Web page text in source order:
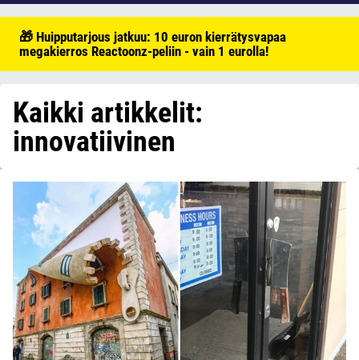
🎁 Huipputarjous jatkuu: 10 euron kierrätysvapaa
megakierros Reactoonz-peliin - vain 1 eurolla!
Kaikki artikkelit:
innovatiivinen